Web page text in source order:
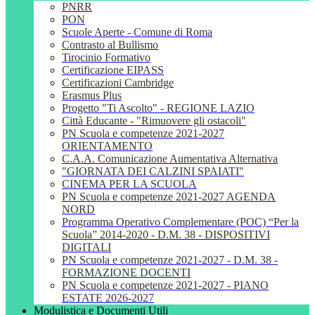
PNRR
PON
Scuole Aperte - Comune di Roma
Contrasto al Bullismo
Tirocinio Formativo
Certificazione EIPASS
Certificazioni Cambridge
Erasmus Plus
Progetto "Ti Ascolto" - REGIONE LAZIO
Città Educante - "Rimuovere gli ostacoli"
PN Scuola e competenze 2021-2027
ORIENTAMENTO
C.A.A. Comunicazione Aumentativa Alternativa
"GIORNATA DEI CALZINI SPAIATI"
CINEMA PER LA SCUOLA
PN Scuola e competenze 2021-2027 AGENDA
NORD
Programma Operativo Complementare (POC) “Per la
Scuola” 2014-2020 - D.M. 38 - DISPOSITIVI
DIGITALI
PN Scuola e competenze 2021-2027 - D.M. 38 -
FORMAZIONE DOCENTI
PN Scuola e competenze 2021-2027 - PIANO
ESTATE 2026-2027
Modulistica e Documenti Utili